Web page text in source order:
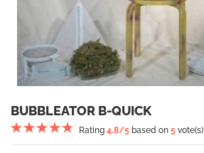
BUBBLEATOR B-QUICK
Rating 4.8/5 based on 5 vote(s)